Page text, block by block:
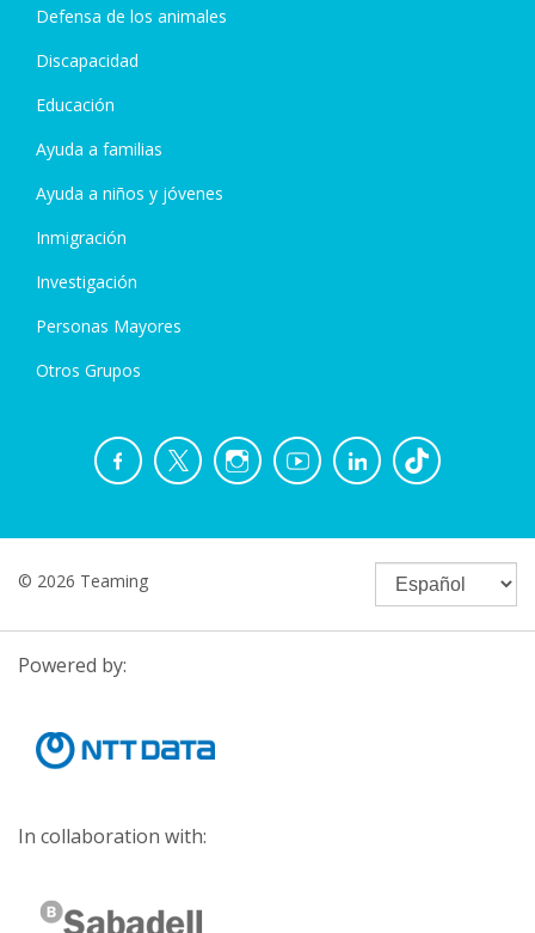
Defensa de los animales
Discapacidad
Educación
Ayuda a familias
Ayuda a niños y jóvenes
Inmigración
Investigación
Personas Mayores
Otros Grupos
© 2026 Teaming
Powered by:
In collaboration with: